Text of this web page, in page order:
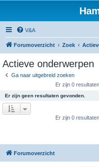
V&A
Forumoverzicht Zoek
Actieve onderwerpen
Ga naar uitgebreid zoeken
Er zijn 0
Er zijn geen resultaten gevonden.
Er zijn 0
Forumoverzicht